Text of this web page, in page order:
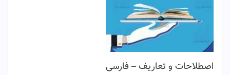
اصطلاحات و تعاریف – فارسی